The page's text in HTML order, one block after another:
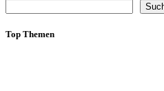
Top Themen